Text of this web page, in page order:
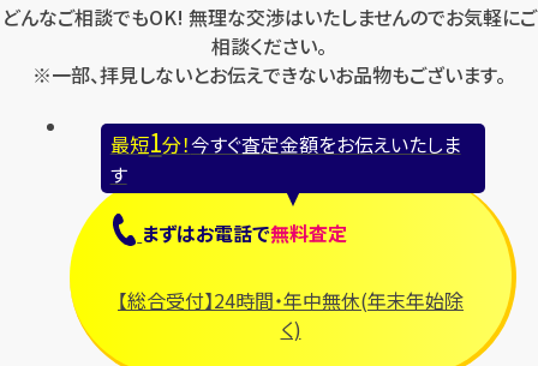
どんなご相談でもOK! 無理な交渉はいたしませんのでお気軽にご
相談ください。
※一部、拝見しないとお伝えできないお品物もございます。
最短1分！今すぐ査定金額をお伝えいたしま
す
まずはお電話で無料査定
【総合受付】24時間・年中無休(年末年始除
く)